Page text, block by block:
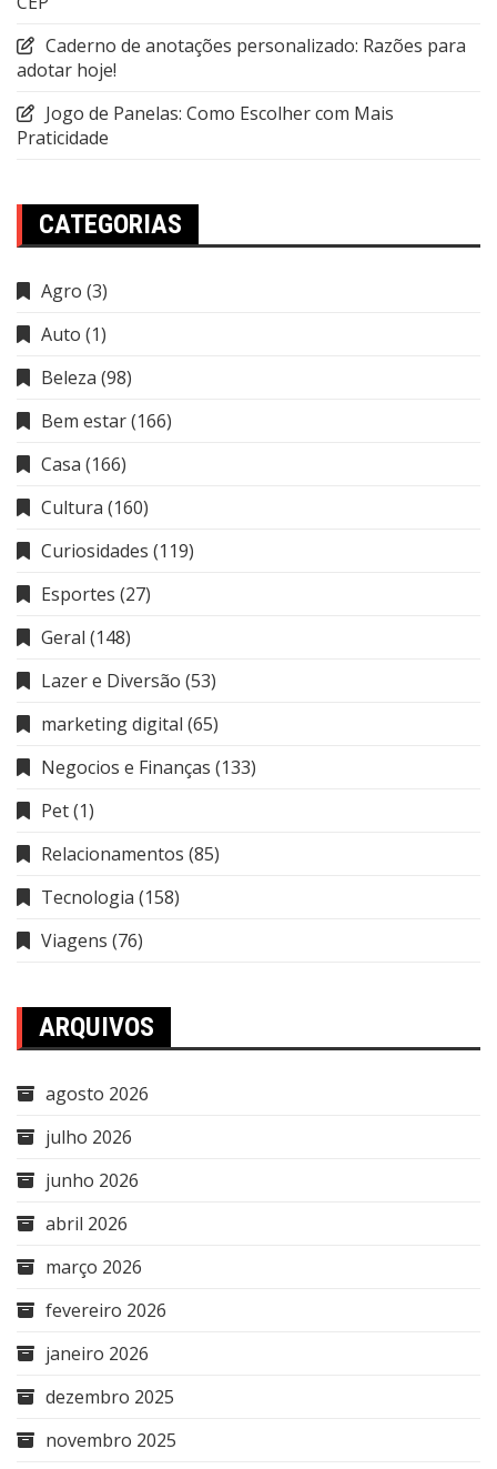
Caderno de anotações personalizado: Razões para
adotar hoje!
Jogo de Panelas: Como Escolher com Mais
Praticidade
CATEGORIAS
Agro (3)
Auto (1)
Beleza (98)
Bem estar(166)
Casa (166)
Cultura (160)
Curiosidades (119)
Esportes (27)
Geral (148)
Lazer e Diversão (53)
marketing digital (65)
Negocios e Finanças (133)
Pet(1)
Relacionamentos (85)
Tecnologia (158)
Viagens (76)
ARQUIVOS
agosto 2026
julho 2026
junho 2026
abril 2026
março 2026
fevereiro 2026
janeiro 2026
dezembro 2025
novembro 2025